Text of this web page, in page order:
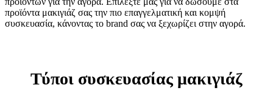
προϊόντα μακιγιάζ σας την πιο επαγγελματική και κομψή
συσκευασία, κάνοντας το brand σας να ξεχωρίζει στην αγορά.
Τύποι συσκευασίας μακιγιάζ